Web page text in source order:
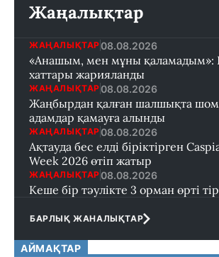
Жаңалықтар
ЖАҢАЛЫҚТАР 08.08.2026
«Анашым, мен мұны қаламадым»:
хаттары жарияланды
ЖАҢАЛЫҚТАР 08.08.2026
Жаңбырдан қалған шалшықта
адамдар қамауға алынды
ЖАҢАЛЫҚТАР 08.08.2026
Ақтауда бес елді біріктірген
Week 2026 өтіп жатыр
ЖАҢАЛЫҚТАР 08.08.2026
Кеше бір тәулікте 3 орман өрті
БАРЛЫҚ ЖАНАЛЫҚТАР
АЙМАҚТАР